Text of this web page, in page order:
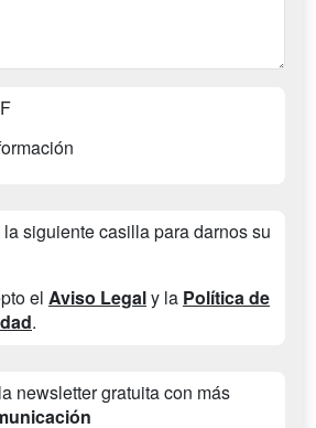
la siguiente casilla para darnos su
el Aviso Legaly la Política de
.
newsletter gratuita con más